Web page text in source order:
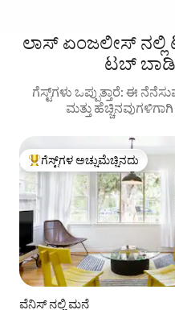
ಲಾಸ್ ಏಂಜಲೀಸ್
ಟಬ್
ಗೆಸ್ಟ್‌ಗಳು ಒಪ್ಪುತ್ತಾರೆ: ಈ
ಮತ್ತು
ಗೆಸ್ಟ್‌ಗಳಿಗೆ ಅತಿ ಹೆಚ್ಚು ಅಚ್ಚುಮೆಚ್ಚಿನದು
ಗೆಸ್ಟ್‌ಗಳ ಅಚ್ಚುಮೆಚ್ಚಿನದು
ವೆನಿಸ್ ನಲ್ಲಿ ಮನೆ